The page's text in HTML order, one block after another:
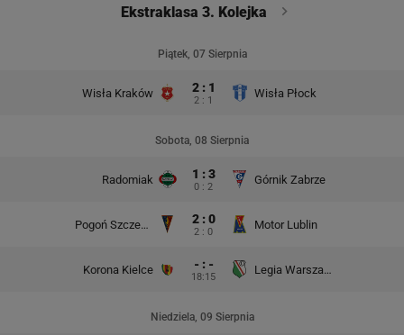
Ekstraklasa 3. Kolejka
Piątek, 07 Sierpnia
Wisła Kraków 2 : 1
2 : 1
Wisła Płock
Sobota, 08 Sierpnia
Radomiak 1 : 3
0 : 2
Górnik Zabrze
Pogoń Szczecin 2 : 0
2 : 0
Motor Lublin
Korona Kielce - : -
18:15
Legia Warszawa
Niedziela, 09 Sierpnia